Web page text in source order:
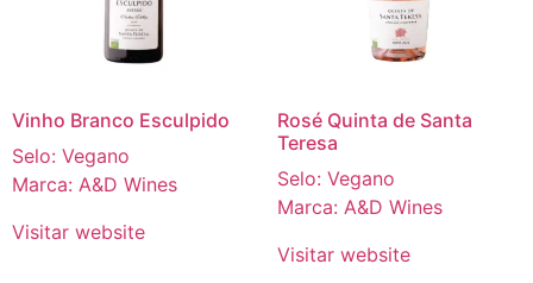
Vinho Branco Esculpido
Selo: Vegano
Marca: A&D Wines
Visitar website
Rosé Quinta de Santa
Teresa
Selo: Vegano
Marca: A&D Wines
Visitar website